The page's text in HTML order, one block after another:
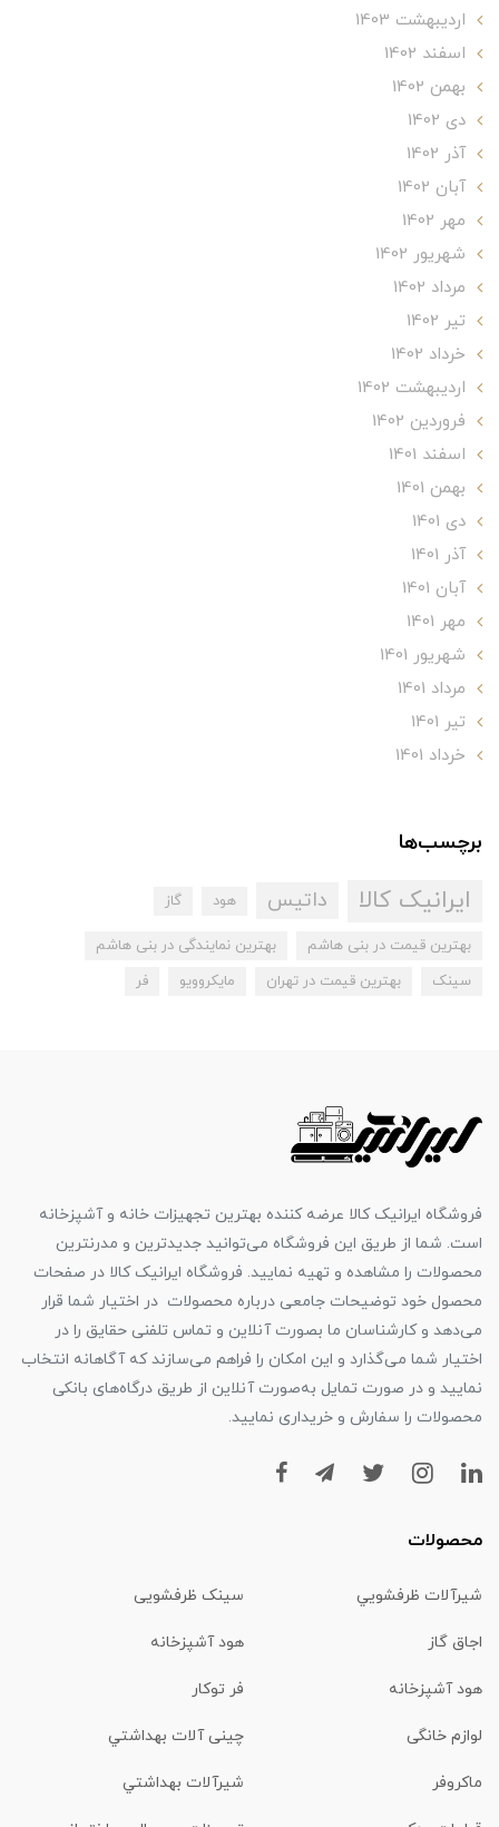
ارديبهشت 1403
اسفند 1402
بهمن 1402
دی 1402
آذر 1402
آبان 1402
مهر 1402
شهریور 1402
مرداد 1402
تير 1402
خرداد 1402
ارديبهشت 1402
فروردین 1402
اسفند 1401
بهمن 1401
دی 1401
آذر 1401
آبان 1401
مهر 1401
شهریور 1401
مرداد 1401
تير 1401
خرداد 1401
برچسب‌ها
ایرانیک کالا داتیس هود گاز
بهترین قیمت در بنی هاشم
بهترین نمایندگی در بنی هاشم
سینک
بهترین قیمت در تهران مایکروویو فر
فروشگاه ایرانیک کالا عرضه کننده بهترین تجهیزات خانه و آشپزخانه
است. شما از طریق این فروشگاه می‌توانید جدیدترین و مدرنترین
محصولات را مشاهده و تهیه نمایید. فروشگاه ایرانیک کالا در صفحات
محصول خود توضیحات جامعی درباره محصولات در اختیار شما قرار
می‌دهد و کارشناسان ما بصورت آنلاین و تماس تلفنی حقایق را در
اختیار شما می‌گذارد و این امکان را فراهم می‌سازند که آگاهانه انتخاب
نمایید و در صورت تمایل به‌صورت آنلاین از طریق درگاه‌های بانکی
محصولات را سفارش و خریداری نمایید.
محصولات
شیرآلات ظرفشويي سینک ظرفشویی
اجاق گاز هود آشپزخانه
هود آشپزخانه فر توکار
لوازم خانگی چینی آلات بهداشتي
ماكروفر شیرآلات بهداشتي